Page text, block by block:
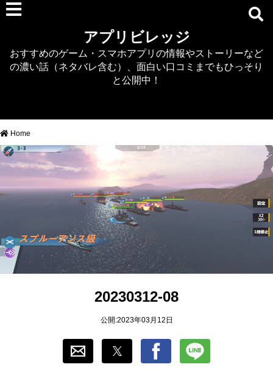
デタリキZ
アナザーエデン
RTS/MOBA
アクション
シミュレーション
DEAD OR ALIVE XVV
パズル/クイズ
ノベル
アプリビレッジ
おすすめのゲーム・スマホアプリの情報やストーリーなど
の濃い話（ネタバレ含む）、面白い口コミまでもひっそり
と公開中！
Home
20230312-08
公開:2023年03月12日